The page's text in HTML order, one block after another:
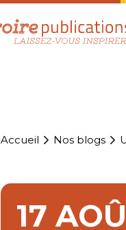
Accueil Nos blogs
17